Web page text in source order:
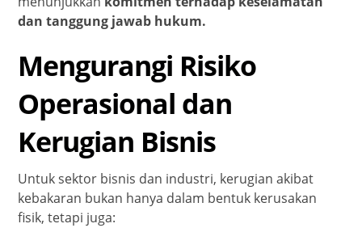
dan tanggung jawab hukum.
Mengurangi Risiko
Operasional dan
Kerugian Bisnis
Untuk sektor bisnis dan industri, kerugian akibat
kebakaran bukan hanya dalam bentuk kerusakan
fisik, tetapi juga: